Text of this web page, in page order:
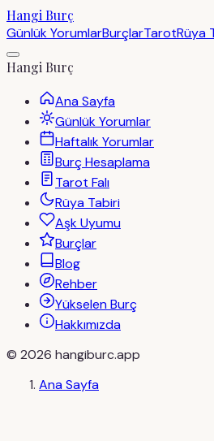
Hangi Burç
Günlük YorumlarBurçlarTarotRüya
Hangi Burç
Ana Sayfa
Günlük Yorumlar
Haftalık Yorumlar
Burç Hesaplama
Tarot Falı
Rüya Tabiri
Aşk Uyumu
Burçlar
Blog
Rehber
Yükselen Burç
Hakkımızda
© 2026 hangiburc.app
Ana Sayfa